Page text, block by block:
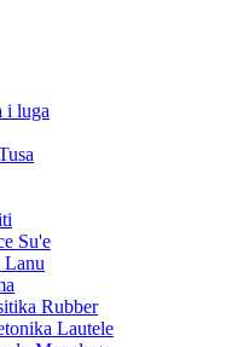
i luga
Su'e
Lanu
Rubber
Lautele